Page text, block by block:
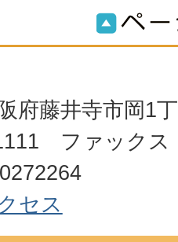
府藤井寺市岡1
ファックス
セス